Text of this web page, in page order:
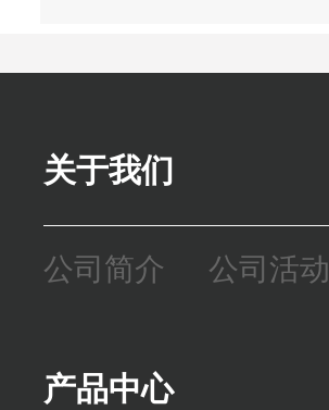
关于我们
公司简介 公司活动
产品中心